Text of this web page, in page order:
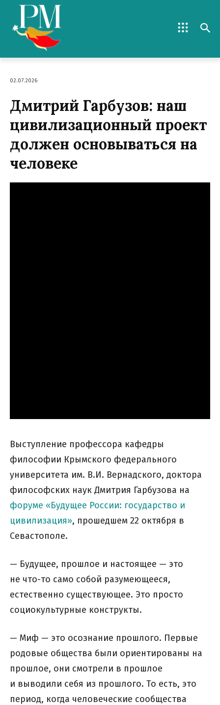
02.07.2026
Дмитрий Гарбузов: наш
цивилизационный проект
должен основываться на
человеке
Выступление профессора кафедры
философии Крымского федерального
университета им. В.И. Вернадского, доктора
философских наук Дмитрия Гарбузова на
форуме «Будущее России: государство и
цивилизация», прошедшем 22 октября в
Севастополе.
— Будущее, прошлое и настоящее — это
не что-то само собой разумеющееся,
естественно существующее. Это просто
социокультурные конструкты.
— Миф — это осознание прошлого. Первые
родовые общества были ориентированы на
прошлое, они смотрели в прошлое
и выводили себя из прошлого. То есть, это
период, когда человеческие сообщества